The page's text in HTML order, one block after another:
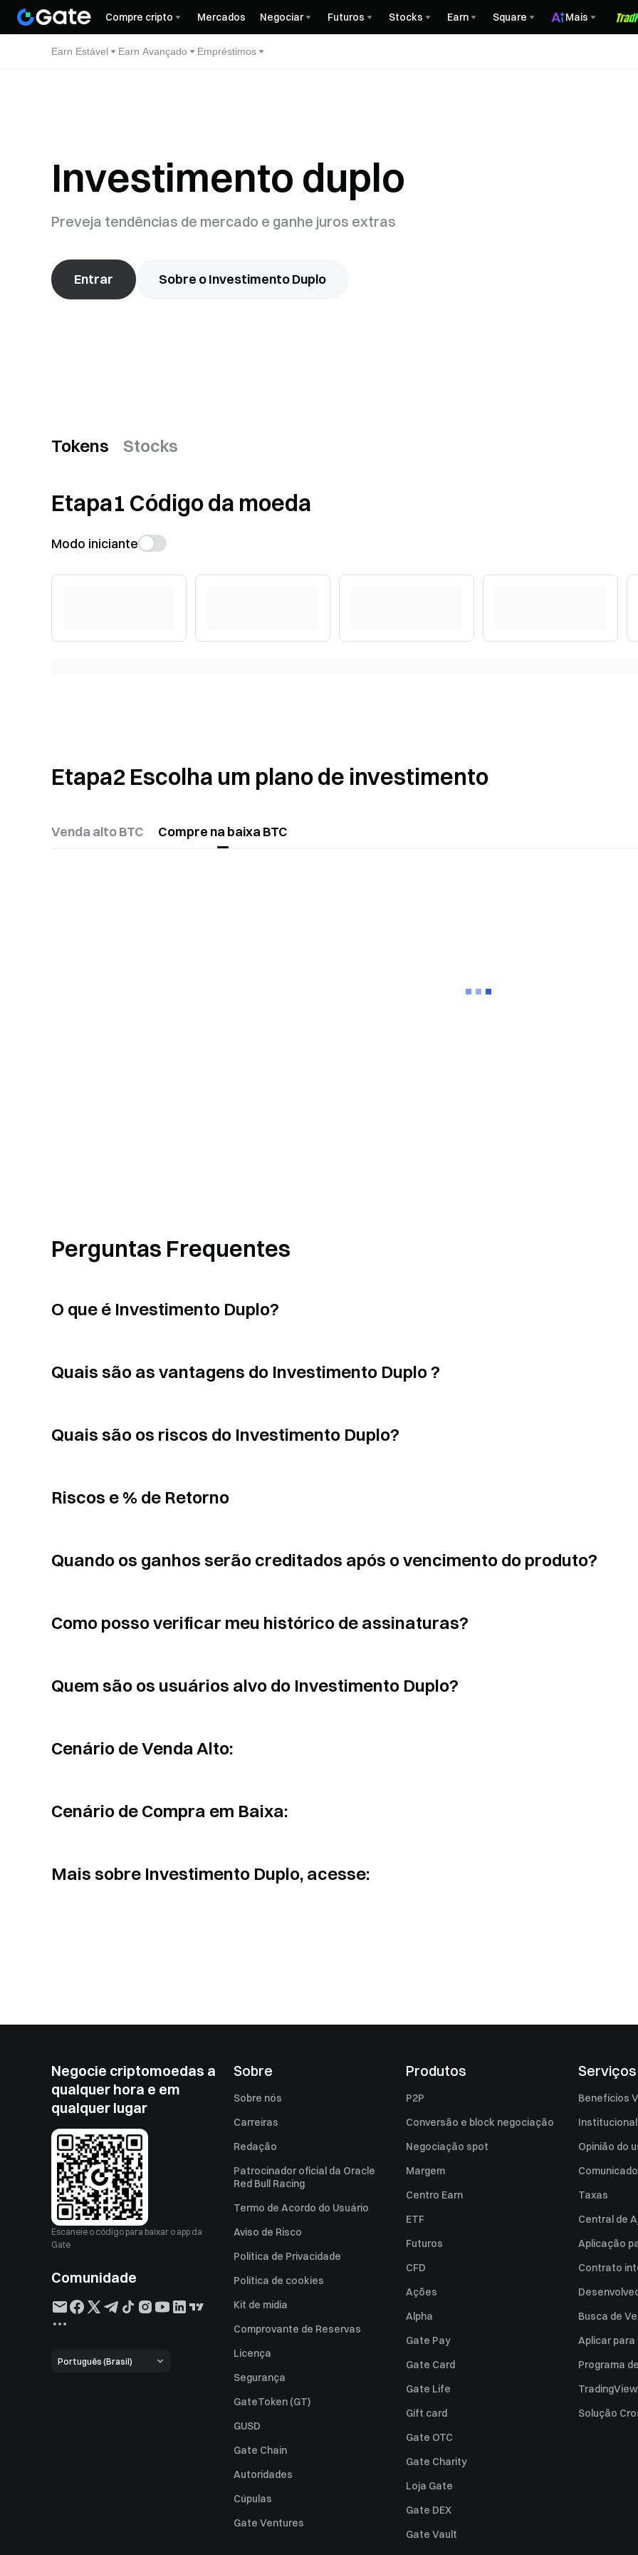
Compre cripto Mercados Negociar Futuros Stocks Earn Square Mais
Earn Estável Earn Avançado Empréstimos
Investimento duplo
Preveja tendências de mercado e ganhe juros extras
Entrar Sobre o Investimento Duplo
Tokens Stocks
Etapa1 Código da moeda
Modo iniciante
Etapa2 Escolha um plano de investimento
Venda alto BTC Compre na baixa BTC
Perguntas Frequentes
O que é Investimento Duplo?
Quais são as vantagens do Investimento Duplo ?
Quais são os riscos do Investimento Duplo?
Riscos e % de Retorno
Quando os ganhos serão creditados após o vencimento do produto?
Como posso verificar meu histórico de assinaturas?
Quem são os usuários alvo do Investimento Duplo?
Cenário de Venda Alto:
Cenário de Compra em Baixa:
Mais sobre Investimento Duplo, acesse:
Negocie criptomoedas a
qualquer hora e em
qualquer lugar
Escaneie o código para baixar o app da
Gate
Comunidade
Português (Brasil)
Sobre
Sobre nós
Carreiras
Redação
Patrocinador oficial da Oracle
Red Bull Racing
Termo de Acordo do Usuário
Aviso de Risco
Política de Privacidade
Política de cookies
Kit de mídia
Comprovante de Reservas
Licença
Segurança
GateToken (GT)
GUSD
Gate Chain
Autoridades
Cúpulas
Gate Ventures
Produtos
P2P
Conversão e block negociação
Negociação spot
Margem
Centro Earn
ETF
Futuros
CFD
Ações
Alpha
Gate Pay
Gate Card
Gate Life
Gift card
Gate OTC
Gate Charity
Loja Gate
Gate DEX
Gate Vault
Serviços
Benefícios
Institucional
Opinião do
Comunicado
Taxas
Central de
Aplicação
Contrato
Busca de
Aplicar para
Programa
TradingView
Solução